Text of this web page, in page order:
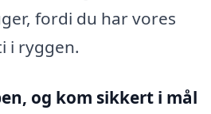
fordi du har vores
i ryggen.
og kom sikkert i mål